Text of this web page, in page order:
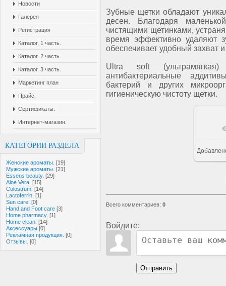
Новости
Галерея
Регистрация
Каталог. 1 часть.
Каталог. 2 часть.
Каталог. 3 часть.
Маркетинг план
Прайс.
Сертификаты.
Интернет-магазин.
КАТЕГОРИИ РАЗДЕЛА
Женские ароматы. [19]
Мужские ароматы. [21]
Essens beauty. [29]
Aloe Vera. [15]
Colostrum. [14]
Lactoferrin. [1]
Sun care. [0]
Hand and Foot care [3]
Home pharmacy. [1]
Home clean. [14]
Аксессуары [0]
Рекламная продукция. [0]
Отзывы. [0]
Зубные щетки обладают
десен. Благодаря
чистящими щетинками,
время эффективно удаляют
обеспечивает удобный захват
Ultra soft
антибактериальные
бактерий и других
гигиеническую чистоту щетки.
Всего комментариев: 0
Войдите:
Отправить